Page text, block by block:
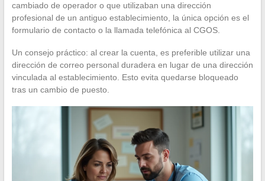
cambiado de operador o que utilizaban una dirección
profesional de un antiguo establecimiento, la única opción es el
formulario de contacto o la llamada telefónica al CGOS.
Un consejo práctico: al crear la cuenta, es preferible utilizar una
dirección de correo personal duradera en lugar de una dirección
vinculada al establecimiento. Esto evita quedarse bloqueado
tras un cambio de puesto.